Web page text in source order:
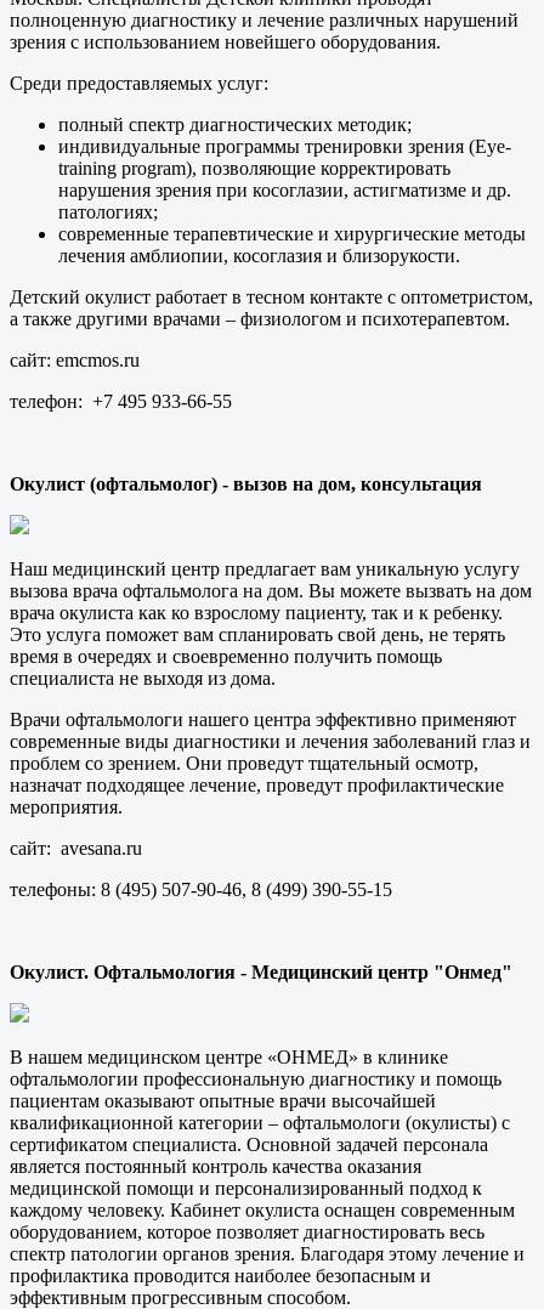
полноценную диагностику и лечение различных нарушений
зрения с использованием новейшего оборудования.
Среди предоставляемых услуг:
полный спектр диагностических методик;
индивидуальные программы тренировки зрения (Eye-
training program), позволяющие корректировать
нарушения зрения при косоглазии, астигматизме и др.
патологиях;
современные терапевтические и хирургические методы
лечения амблиопии, косоглазия и близорукости.
Детский окулист работает в тесном контакте с оптометристом,
а также другими врачами – физиологом и психотерапевтом.
сайт: emcmos.ru
телефон: +7 495 933-66-55
Окулист (офтальмолог) - вызов на дом, консультация
Наш медицинский центр предлагает вам уникальную услугу
вызова врача офтальмолога на дом. Вы можете вызвать на дом
врача окулиста как ко взрослому пациенту, так и к ребенку.
Это услуга поможет вам спланировать свой день, не терять
время в очередях и своевременно получить помощь
специалиста не выходя из дома.
Врачи офтальмологи нашего центра эффективно применяют
современные виды диагностики и лечения заболеваний глаз и
проблем со зрением. Они проведут тщательный осмотр,
назначат подходящее лечение, проведут профилактические
мероприятия.
сайт: avesana.ru
телефоны: 8 (495) 507-90-46, 8 (499) 390-55-15
Окулист. Офтальмология - Медицинский центр "Онмед"
В нашем медицинском центре «ОНМЕД» в клинике
офтальмологии профессиональную диагностику и помощь
пациентам оказывают опытные врачи высочайшей
квалификационной категории – офтальмологи (окулисты) с
сертификатом специалиста. Основной задачей персонала
является постоянный контроль качества оказания
медицинской помощи и персонализированный подход к
каждому человеку. Кабинет окулиста оснащен современным
оборудованием, которое позволяет диагностировать весь
спектр патологии органов зрения. Благодаря этому лечение и
профилактика проводится наиболее безопасным и
эффективным прогрессивным способом.